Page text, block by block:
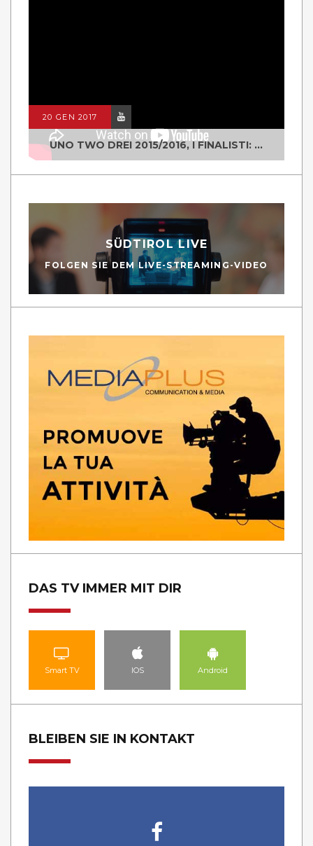
20 GEN 2017
UNO TWO DREI 2015/2016, I FINALISTI: CLASSE IV ALS ISTITUTO "DEGASPERI" BORGO VALSUGANA
SÜDTIROL LIVE
FOLGEN SIE DEM LIVE-STREAMING-VIDEO
DAS TV IMMER MIT DIR
Smart TV IOS Android
BLEIBEN SIE IN KONTAKT